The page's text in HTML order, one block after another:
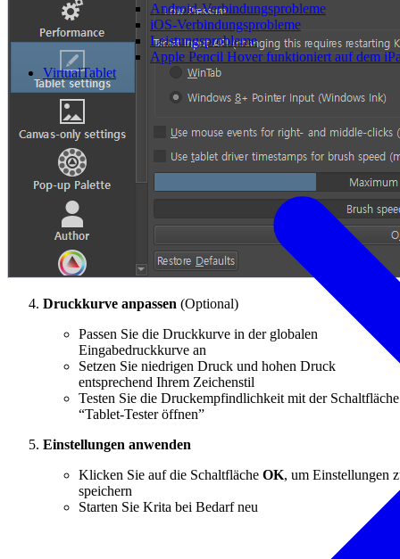
Android-Verbindungsprobleme
iOS-Verbindungsprobleme
Leistungsprobleme
Apple Pencil Hover funktioniert auf dem
VirtualTablet
Druckkurve anpassen (Optional)
Passen Sie die Druckkurve in der globalen
Eingabedruckkurve an
Setzen Sie niedrigen Druck und hohen Druck
entsprechend Ihrem Zeichenstil
Testen Sie die Druckempfindlichkeit mit der Schaltfläche
“Tablet-Tester öffnen”
Einstellungen anwenden
Klicken Sie auf die Schaltfläche OK, um Einstellungen
speichern
Starten Sie Krita bei Bedarf neu